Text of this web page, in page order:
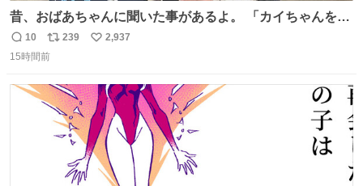
昔、おばあちゃんに聞いた事があるよ。 「カイちゃんをい
じめると、アイツが海から上がって来るぞ。」って。
返
信
10
リ
ポ
ト
数
239
い
数
2,937
15時間前